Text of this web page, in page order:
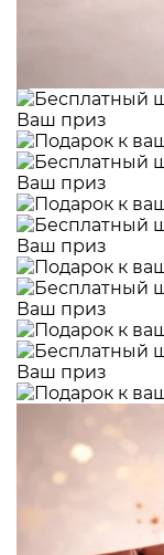
Ваш приз
Ваш приз
Ваш приз
Ваш приз
Ваш приз